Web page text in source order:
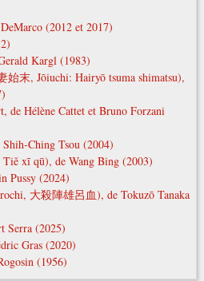
(2012 et 2017)
Kargl (1983)
末, Jōiuchi: Hairyō tsuma shimatsu),
de Hélène Cattet et Bruno Forzani
Ching Tsou (2004)
xī qū), de Wang Bing (2003)
Pussy (2024)
大殺陣雄呂血), de Tokuzō Tanaka
Serra (2025)
Gras (2020)
(1956)